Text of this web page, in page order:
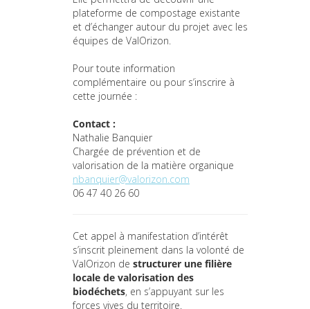
plateforme de compostage existante
et d’échanger autour du projet avec les
équipes de ValOrizon.
Pour toute information
complémentaire ou pour s’inscrire à
cette journée :
Contact :
Nathalie Banquier
Chargée de prévention et de
valorisation de la matière organique
nbanquier@valorizon.com
06 47 40 26 60
Cet appel à manifestation d’intérêt
s’inscrit pleinement dans la volonté de
ValOrizon de structurer une filière
locale de valorisation des
biodéchets, en s’appuyant sur les
forces vives du territoire.